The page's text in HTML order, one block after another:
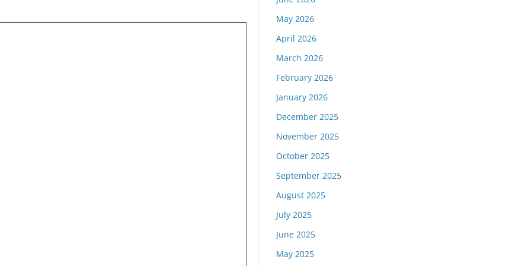
May 2026
April 2026
March 2026
February 2026
January 2026
December 2025
November 2025
October 2025
September 2025
August 2025
July 2025
June 2025
May 2025